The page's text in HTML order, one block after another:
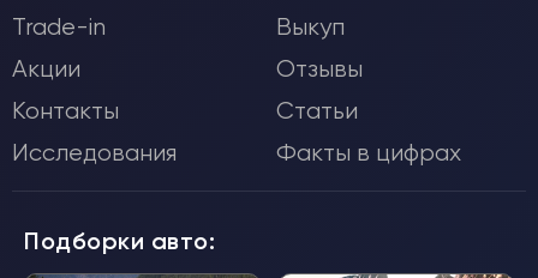
Trade-in
Выкуп
Акции
Отзывы
Контакты
Статьи
Исследования
Факты в цифрах
Подборки авто: